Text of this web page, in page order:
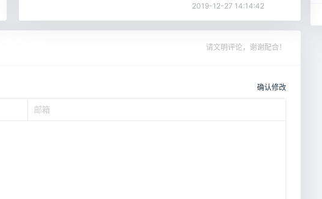
2019-12-27 14:14:42
请文明评论，谢谢配合！
确认修改